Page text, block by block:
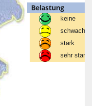
Belastung
keine
schwach
stark
sehr stark